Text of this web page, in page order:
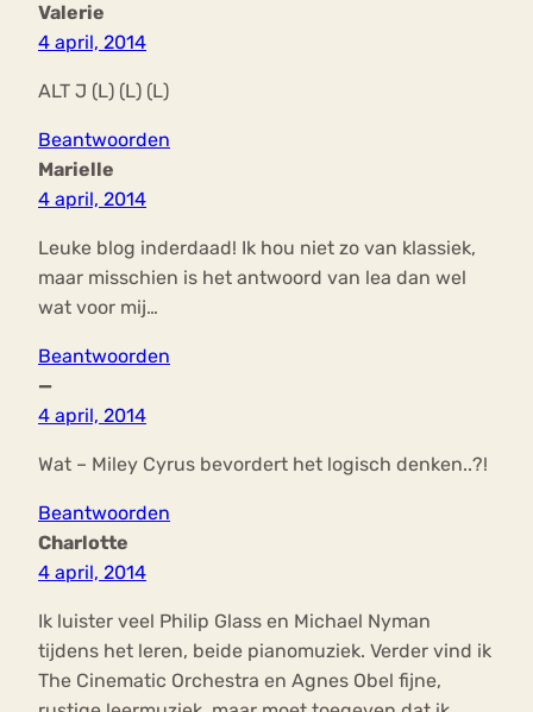
Valerie
4 april, 2014
ALT J (L) (L) (L)
Beantwoorden
Marielle
4 april, 2014
Leuke blog inderdaad! Ik hou niet zo van klassiek,
maar misschien is het antwoord van lea dan wel
wat voor mij…
Beantwoorden
—
4 april, 2014
Wat – Miley Cyrus bevordert het logisch denken..?!
Beantwoorden
Charlotte
4 april, 2014
Ik luister veel Philip Glass en Michael Nyman
tijdens het leren, beide pianomuziek. Verder vind ik
The Cinematic Orchestra en Agnes Obel fijne,